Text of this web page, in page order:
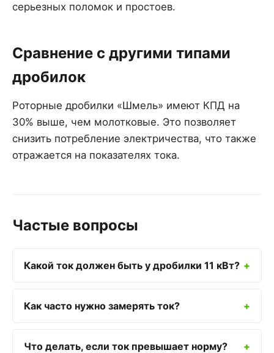
серьезных поломок и простоев.
Сравнение с другими типами
дробилок
Роторные дробилки «Шмель» имеют КПД на
30% выше, чем молотковые. Это позволяет
снизить потребление электричества, что также
отражается на показателях тока.
Частые вопросы
Какой ток должен быть у дробилки 11 кВт?
Как часто нужно замерять ток?
Что делать, если ток превышает норму?